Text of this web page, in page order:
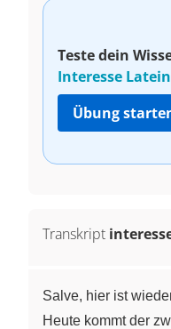
Teste dein
Interesse
Übung
Transkript
Salve, hier ist
Heute kommt der